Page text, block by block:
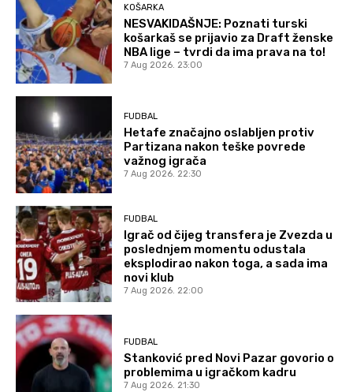
KOŠARKA
NESVAKIDAŠNJE: Poznati turski
košarkaš se prijavio za Draft ženske
NBA lige – tvrdi da ima prava na to!
7 Aug 2026. 23:00
FUDBAL
Hetafe značajno oslabljen protiv
Partizana nakon teške povrede
važnog igrača
7 Aug 2026. 22:30
FUDBAL
Igrač od čijeg transfera je Zvezda u
poslednjem momentu odustala
eksplodirao nakon toga, a sada ima
novi klub
7 Aug 2026. 22:00
FUDBAL
Stanković pred Novi Pazar govorio o
problemima u igračkom kadru
7 Aug 2026. 21:30